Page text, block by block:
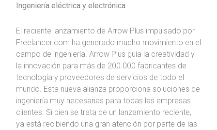
Ingeniería eléctrica y electrónica
El reciente lanzamiento de Arrow Plus impulsado por
Freelancer.com ha generado mucho movimiento en el
campo de ingeniería. Arrow Plus guía la creatividad y
la innovación para más de 200.000 fabricantes de
tecnología y proveedores de servicios de todo el
mundo. Esta nueva alianza proporciona soluciones de
ingeniería muy necesarias para todas las empresas
clientes. Si bien se trata de un lanzamiento reciente,
ya está recibiendo una gran atención por parte de las